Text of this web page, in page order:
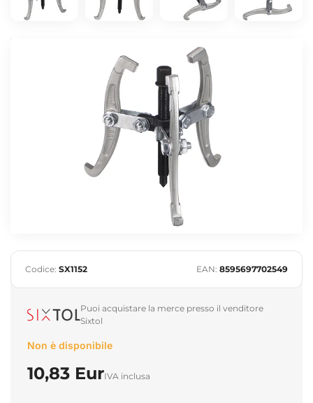
Codice: SX1152 EAN: 8595697702549
Puoi acquistare la merce presso il venditore
Sixtol
Non è disponibile
10,83 EurIVA inclusa